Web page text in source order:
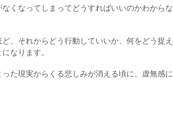
くなってしまってどうすればいいのかわからな
、それからどう行動していいか、何をどう捉え
なります。
た現実からくる悲しみが消える頃に、虚無感に